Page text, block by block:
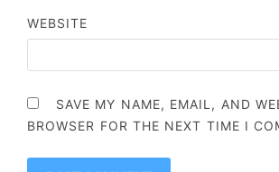
WEBSITE
SAVE MY NAME, EMAIL, AND
BROWSER FOR THE NEXT TIME I